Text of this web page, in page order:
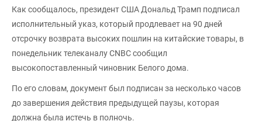
Как сообщалось, президент США Дональд Трамп подписал
исполнительный указ, который продлевает на 90 дней
отсрочку возврата высоких пошлин на китайские товары, в
понедельник телеканалу CNBC сообщил
высокопоставленный чиновник Белого дома.
По его словам, документ был подписан за несколько часов
до завершения действия предыдущей паузы, которая
должна была истечь в полночь.